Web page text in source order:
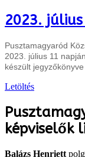
2023.
Pusztamagyaród
2023. július 11
készült
Letöltés
képviselők
Balázs Henriett